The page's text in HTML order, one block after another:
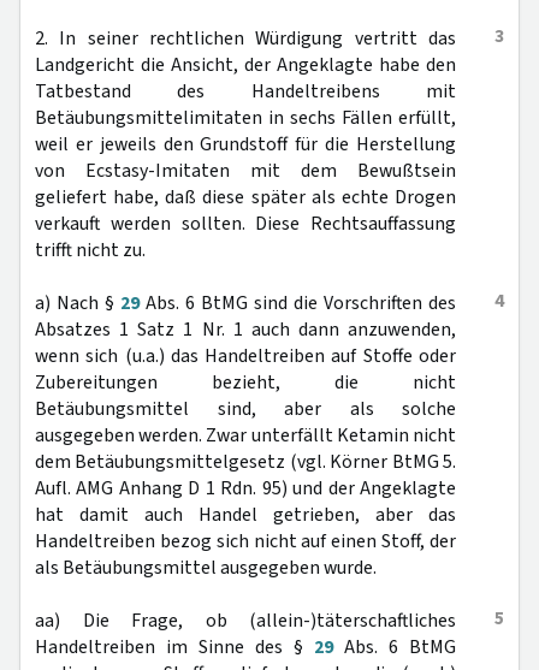
3
2. In seiner rechtlichen Würdigung vertritt das
Landgericht die Ansicht, der Angeklagte habe den
Tatbestand des Handeltreibens mit
Betäubungsmittelimitaten in sechs Fällen erfüllt,
weil er jeweils den Grundstoff für die Herstellung
von Ecstasy-Imitaten mit dem Bewußtsein
geliefert habe, daß diese später als echte Drogen
verkauft werden sollten. Diese Rechtsauffassung
trifft nicht zu.
4
a) Nach § 29Abs. 6 BtMG sind die Vorschriften des
Absatzes 1 Satz 1 Nr. 1 auch dann anzuwenden,
wenn sich (u.a.) das Handeltreiben auf Stoffe oder
Zubereitungen bezieht, die nicht
Betäubungsmittel sind, aber als solche
ausgegeben werden. Zwar unterfällt Ketamin nicht
dem Betäubungsmittelgesetz (vgl. Körner BtMG 5.
Aufl. AMG Anhang D 1 Rdn. 95) und der Angeklagte
hat damit auch Handel getrieben, aber das
Handeltreiben bezog sich nicht auf einen Stoff, der
als Betäubungsmittel ausgegeben wurde.
5
aa) Die Frage, ob (allein-)täterschaftliches
Handeltreiben im Sinne des § 29Abs. 6 BtMG